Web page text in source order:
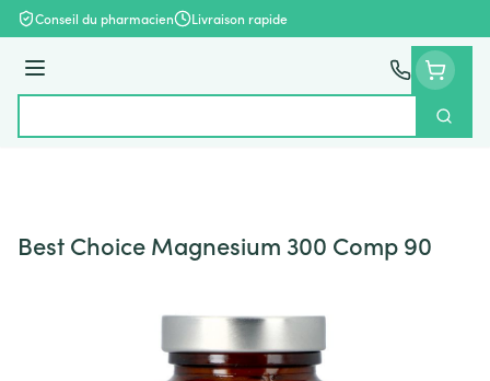
Aller au contenu
Conseil du pharmacien Livraison rapide
Menu
Best Choice Magnesium 300 Comp 90